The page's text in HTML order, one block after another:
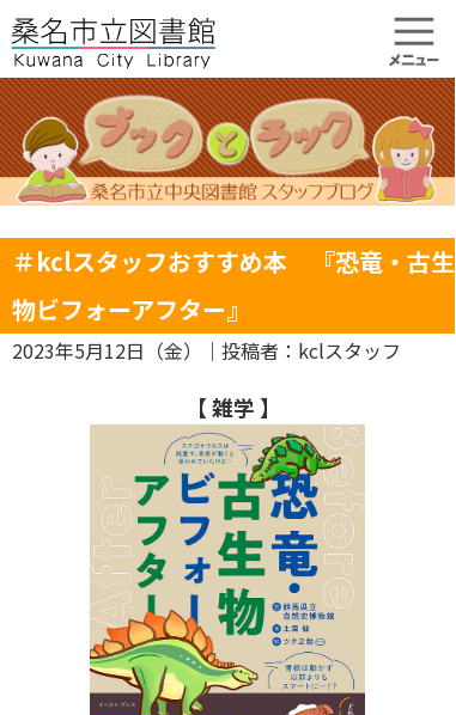
＃kclスタッフおすすめ本 『恐竜・古生
物ビフォーアフター』
2023年5月12日（金） ｜投稿者：kclスタッフ
【 雑学 】